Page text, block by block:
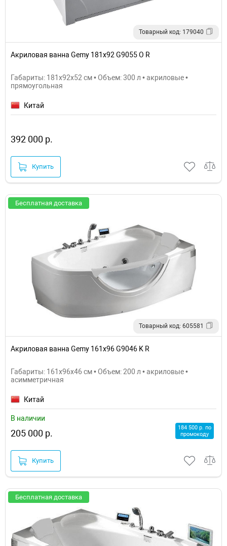
Товарный код: 179040
Акриловая ванна Gemy 181х92 G9055 O R
Габариты: 181x92x52 см • Объем: 300 л • акриловые •
прямоугольная
Китай
392 000 р.
Купить
Бесплатная доставка
Товарный код: 605581
Акриловая ванна Gemy 161x96 G9046 K R
Габариты: 161x96x46 см • Объем: 200 л • акриловые •
асимметричная
Китай
В наличии
205 000 р.
184 500 р. по
промокоду
Купить
Бесплатная доставка